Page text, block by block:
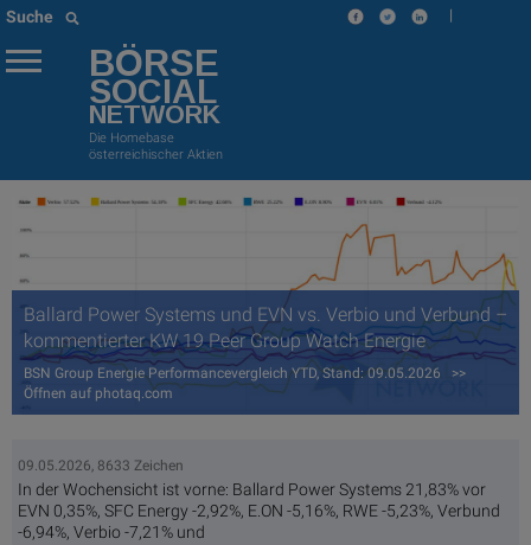
Suche |
BÖRSE
SOCIAL
NETWORK
Die Homebase
österreichischer Aktien
Ballard Power Systems und EVN vs. Verbio und Verbund –
kommentierter KW 19 Peer Group Watch Energie
BSN Group Energie Performancevergleich YTD, Stand: 09.05.2026 >>
Öffnen auf photaq.com
09.05.2026, 8633 Zeichen
In der Wochensicht ist vorne: Ballard Power Systems 21,83% vor
EVN 0,35%, SFC Energy -2,92%, E.ON -5,16%, RWE -5,23%, Verbund
-6,94%, Verbio -7,21% und